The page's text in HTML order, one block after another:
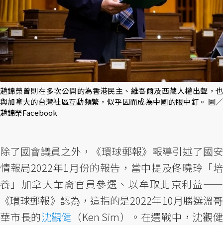
趙錦榮曾則在多次公開的為香港民主、維吾爾及西藏人權出聲，也
與加拿大的台灣社區互動頻繁，似乎因而成為中國的眼中釘。 圖／
趙錦榮Facebook
除了國會議員之外，《環球郵報》報導引述了國安
情報局2022年1月份的報告，當中提及佟曉玲「培
養」加拿大華裔官員參選、以牟取北京利益——
《環球郵報》認為，這指的是2022年10月勝選溫哥
華市長的沈觀健 （Ken Sim）。在選戰中，沈觀健